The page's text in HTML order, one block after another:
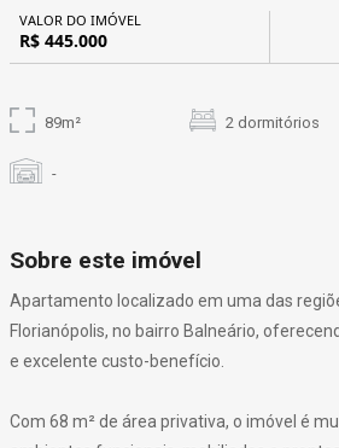
VALOR DO IMÓVEL
R$ 445.000
89m² 2 dormitórios
-
Sobre este imóvel
Apartamento localizado em uma das
Florianópolis, no bairro Balneário,
e excelente custo-benefício.
Com 68 m² de área privativa, o imóvel é